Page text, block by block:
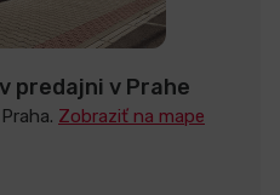
predajni v Prahe
Zobraziť na mape